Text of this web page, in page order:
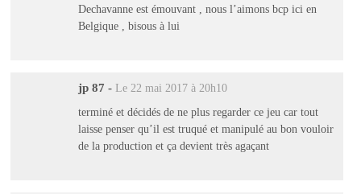
Dechavanne est émouvant , nous l’aimons bcp ici en
Belgique , bisous à lui
jp 87 - Le 22 mai 2017 à 20h10
terminé et décidés de ne plus regarder ce jeu car tout
laisse penser qu’il est truqué et manipulé au bon vouloir
de la production et ça devient très agaçant